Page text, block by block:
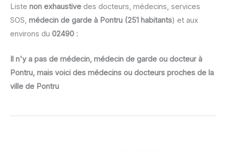
Liste non exhaustive des docteurs, médecins, services
SOS, médecin de garde à Pontru (251 habitants) et aux
environs du 02490 :
Il n'y a pas de médecin, médecin de garde ou docteur à
Pontru, mais voici des médecins ou docteurs proches de la
ville de Pontru